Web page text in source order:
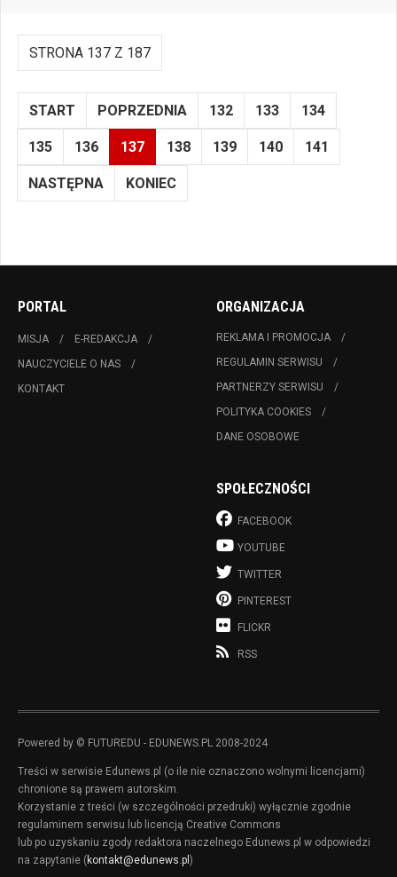
STRONA 137 Z 187
START POPRZEDNIA 132 133 134
135 136 137 138 139 140 141
NASTĘPNA KONIEC
PORTAL
MISJA
E-REDAKCJA
NAUCZYCIELE O NAS
KONTAKT
ORGANIZACJA
REKLAMA I PROMOCJA
REGULAMIN SERWISU
PARTNERZY SERWISU
POLITYKA COOKIES
DANE OSOBOWE
SPOŁECZNOŚCI
FACEBOOK
YOUTUBE
TWITTER
PINTEREST
FLICKR
RSS
Powered by © FUTUREDU - EDUNEWS.PL 2008-2024
Treści w serwisie Edunews.pl (o ile nie oznaczono wolnymi licencjami)
chronione są prawem autorskim.
Korzystanie z treści (w szczególności przedruki) wyłącznie zgodnie
regulaminem serwisu lub licencją Creative Commons
lub po uzyskaniu zgody redaktora naczelnego Edunews.pl w odpowiedzi
na zapytanie (kontakt@edunews.pl )